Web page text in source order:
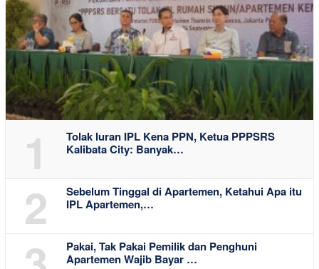
1
Tolak Iuran IPL Kena PPN, Ketua PPPSRS
Kalibata City: Banyak…
2
Sebelum Tinggal di Apartemen, Ketahui Apa itu
IPL Apartemen,…
Pakai, Tak Pakai Pemilik dan Penghuni
Apartemen Wajib Bayar …